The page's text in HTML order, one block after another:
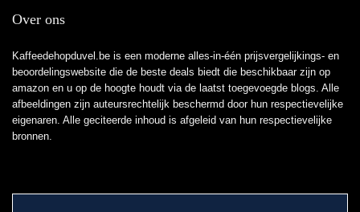
Over ons
Kaffeedehopduvel.be is een moderne alles-in-één prijsvergelijkings- en
beoordelingswebsite die de beste deals biedt die beschikbaar zijn op
amazon en u op de hoogte houdt via de laatst toegevoegde blogs. Alle
afbeeldingen zijn auteursrechtelijk beschermd door hun respectievelijke
eigenaren. Alle geciteerde inhoud is afgeleid van hun respectievelijke
bronnen.